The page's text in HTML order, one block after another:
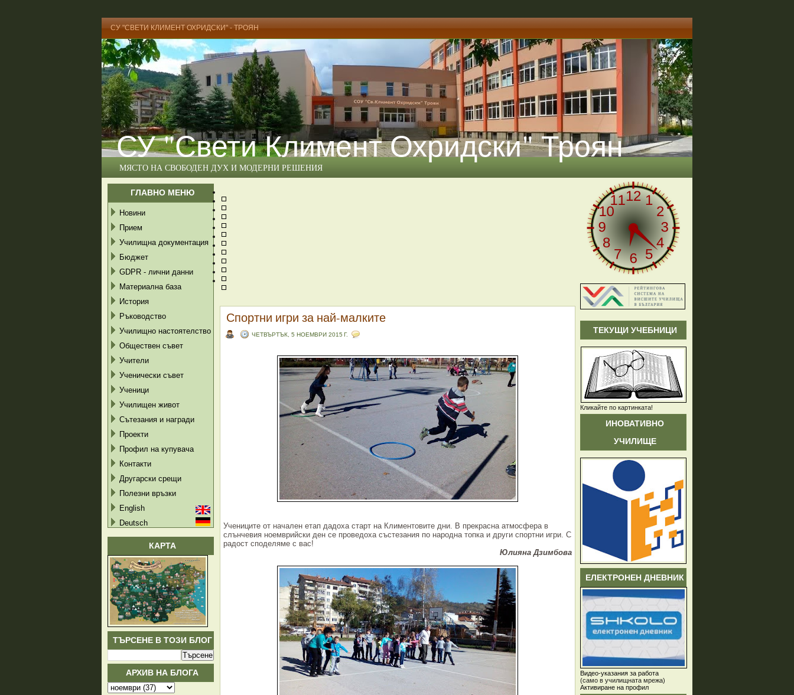
СУ "СВЕТИ КЛИМЕНТ ОХРИДСКИ" - ТРОЯН
СУ "Свети Климент Охридски" Троян
МЯСТО НА СВОБОДЕН ДУХ И МОДЕРНИ РЕШЕНИЯ
ГЛАВНО МЕНЮ
Новини
Прием
Училищна документация
Бюджет
GDPR - лични данни
Материална база
История
Ръководство
Училищно настоятелство
Обществен съвет
Учители
Ученически съвет
Ученици
Училищен живот
Сътезания и награди
Проекти
Профил на купувача
Контакти
Другарски срещи
Полезни връзки
English
Deutsch
КАРТА
ТЪРСЕНЕ В ТОЗИ БЛОГ
АРХИВ НА БЛОГА
Спортни игри за най-малките
ЧЕТВЪРТЪК, 5 НОЕМВРИ 2015 Г.
Учениците от начален етап дадоха старт на Климентовите дни. В прекрасна атмосфера в
слънчевия ноемврийски ден се проведоха състезания по народна топка и други спортни игри. С
радост споделяме с вас!
Юлияна Дзимбова
ТЕКУЩИ УЧЕБНИЦИ
Кликайте по картинката!
ИНОВАТИВНО
УЧИЛИЩЕ
ЕЛЕКТРОНЕН ДНЕВНИК
Видео-указания за работа
(само в училищната мрежа)
Активиране на профил